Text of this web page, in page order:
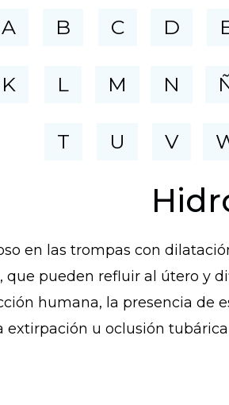
A
K
B
L
T
C
M
U
D
N
V
en las trompas con
pueden refluir al útero y
humana, la presencia de
extirpación u oclusión